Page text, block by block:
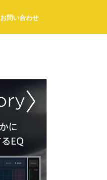
お問い合わせ